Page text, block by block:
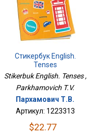
Стикербук English.
Tenses
Stikerbuk English. Tenses ,
Parkhamovich T.V.
Пархамович Т.В.
Артикул: 1223313
$22.77